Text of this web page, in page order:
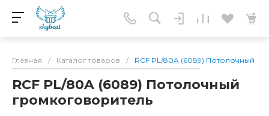
Главная / Каталог товаров / RCF PL/80A (6089) Потолочный
RCF PL/80A (6089) Потолочный
громкоговоритель